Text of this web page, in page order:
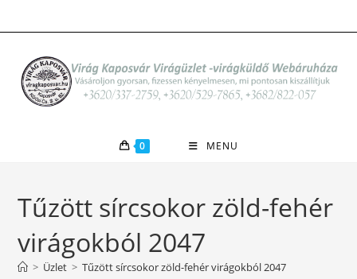
to
0 MENU
Tűzött sírcsokor zöld-fehér
virágokból 2047
> Üzlet > Tűzött sírcsokor zöld-fehér virágokból 2047